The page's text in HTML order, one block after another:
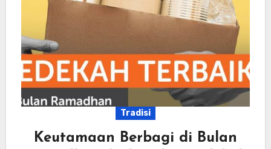
Tradisi
Keutamaan Berbagi di Bulan